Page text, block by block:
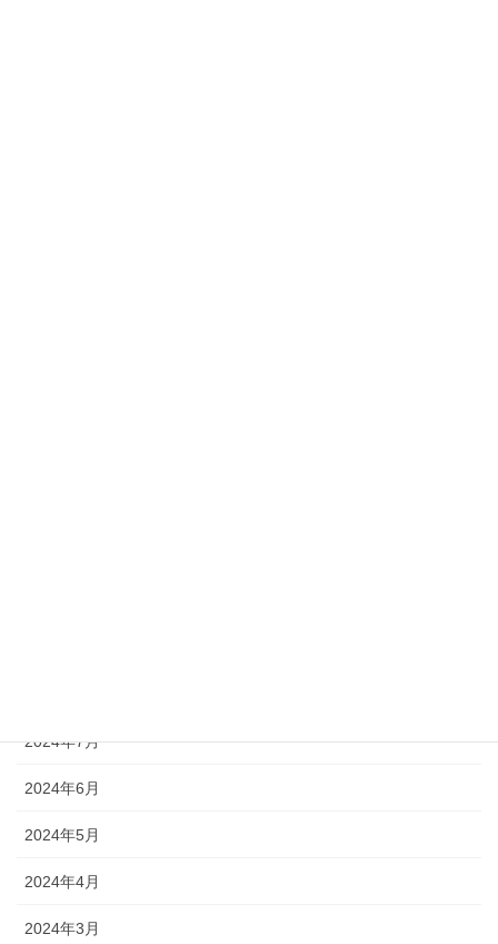
2024年7月
2024年6月
2024年5月
2024年4月
2024年3月